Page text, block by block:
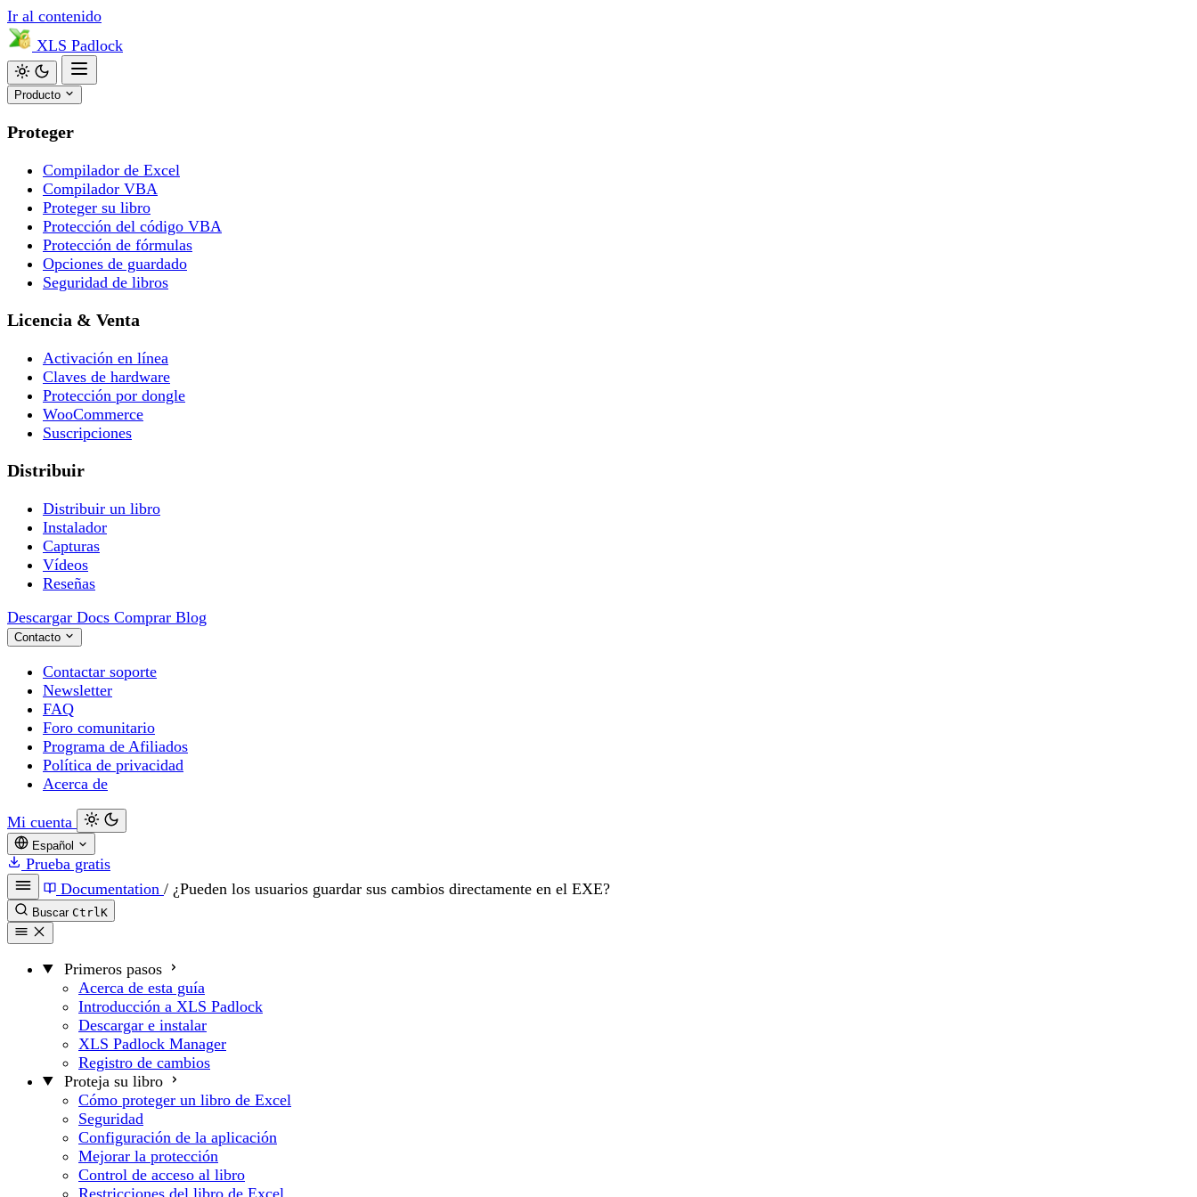
Ir al contenido
XLS Padlock
Producto
Proteger
Compilador de Excel
Compilador VBA
Proteger su libro
Protección del código VBA
Protección de fórmulas
Opciones de guardado
Seguridad de libros
Licencia & Venta
Activación en línea
Claves de hardware
Protección por dongle
WooCommerce
Suscripciones
Distribuir
Distribuir un libro
Instalador
Capturas
Vídeos
Reseñas
Descargar Docs Comprar Blog
Contacto
Contactar soporte
Newsletter
FAQ
Foro comunitario
Programa de Afiliados
Política de privacidad
Acerca de
Mi cuenta
Español
Prueba gratis
Documentation / ¿Pueden los usuarios guardar sus cambios directamente en el EXE?
Buscar CtrlK
Primeros pasos
Acerca de esta guía
Introducción a XLS Padlock
Descargar e instalar
XLS Padlock Manager
Registro de cambios
Proteja su libro
Cómo proteger un libro de Excel
Seguridad
Configuración de la aplicación
Mejorar la protección
Control de acceso al libro
Restricciones del libro de Excel